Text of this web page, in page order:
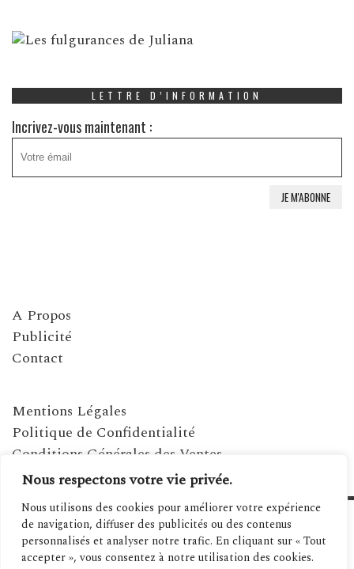
Nous respectons votre vie privée.
Nous utilisons des cookies pour améliorer votre expérience
de navigation, diffuser des publicités ou des contenus
personnalisés et analyser notre trafic. En cliquant sur « Tout
accepter », vous consentez à notre utilisation des cookies.
LETTRE D’INFORMATION
Incrivez-vous maintenant :
A Propos
Publicité
Contact
Mentions Légales
Politique de Confidentialité
Conditions Générales des Ventes